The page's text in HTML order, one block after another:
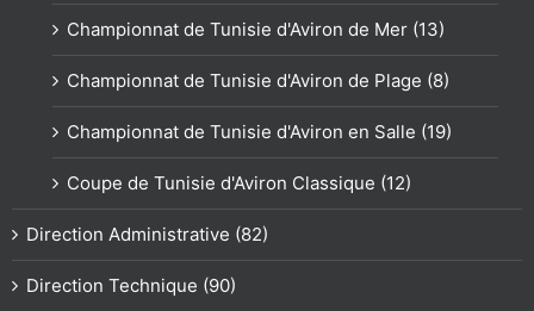
Championnat de Tunisie d'Aviron de Mer (13)
Championnat de Tunisie d'Aviron de Plage (8)
Championnat de Tunisie d'Aviron en Salle (19)
Coupe de Tunisie d'Aviron Classique (12)
Direction Administrative (82)
Direction Technique (90)